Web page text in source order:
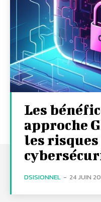
Les
approche
les risques
DSISIONNEL - 24 JUIN